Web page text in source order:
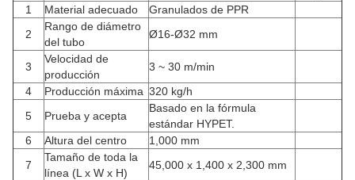
1
Material adecuado
Granulados de PPR
2
Rango de diámetro
del tubo
Ø16-Ø32 mm
3
Velocidad de
producción
3 ~ 30 m/min
4
Producción máxima 320 kg/h
5
Prueba y acepta
Basado en la fórmula
estándar HYPET.
6
Altura del centro
1,000 mm
7
Tamaño de toda la
línea (L x W x H)
45,000 x 1,400 x 2,300 mm